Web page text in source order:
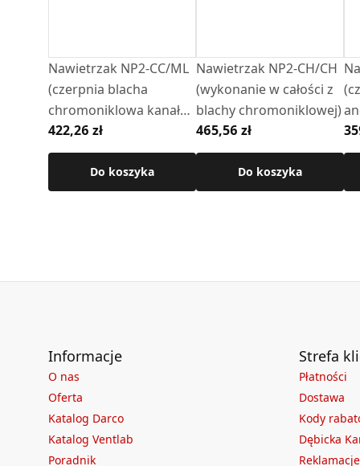
Nawietrzak NP2-CC/ML
(czerpnia blacha
chromoniklowa kanał
blacha oc anemostat
biały)
422,26 zł
Do koszyka
Nawietrzak NP2-CH/CH
(wykonanie w całości z
blachy chromoniklowej)
465,56 zł
Do koszyka
z
Informacje
O nas
Oferta
Katalog Darco
Katalog Ventlab
Poradnik
Strefa
Płatności
Dostawa
Kody
Dębicka
Reklamacje